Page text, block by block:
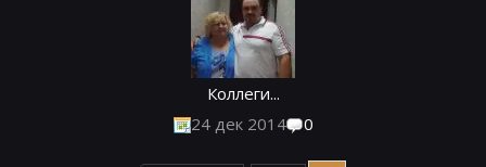
Коллеги...
24 дек 2014
0